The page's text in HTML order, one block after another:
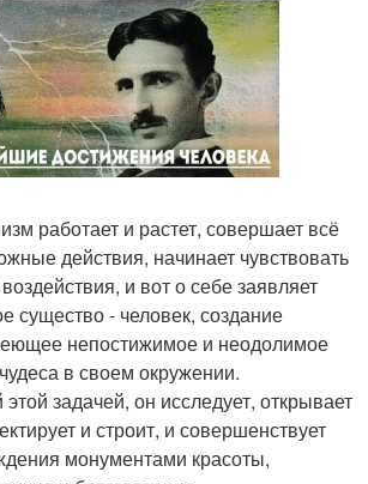
работает и растет, совершает всё
действия, начинает чувствовать
и вот о себе заявляет
существо - человек, создание
непостижимое и неодолимое
в своем окружении.
задачей, он исследует, открывает
и строит, и совершенствует
монументами красоты,